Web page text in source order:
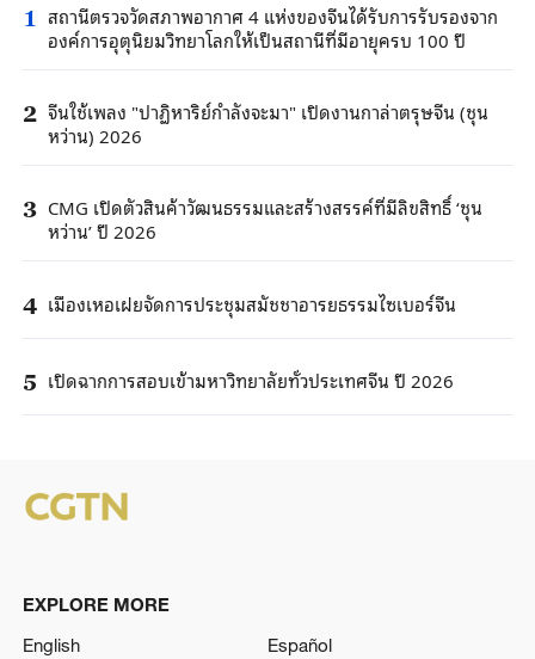
1 สถานีตรวจวัดสภาพอากาศ 4 แห่งของจีนได้รับการรับรองจาก
องค์การอุตุนิยมวิทยาโลกให้เป็นสถานีที่มีอายุครบ 100 ปี
2 จีนใช้เพลง "ปาฏิหาริย์กำลังจะมา" เปิดงานกาล่าตรุษจีน (ชุน
หว่าน) 2026
3 CMG เปิดตัวสินค้าวัฒนธรรมและสร้างสรรค์ที่มีลิขสิทธิ์ ‘ชุน
หว่าน’ ปี 2026
4 เมืองเหอเฝยจัดการประชุมสมัชชาอารยธรรมไซเบอร์จีน
5 เปิดฉากการสอบเข้ามหาวิทยาลัยทั่วประเทศจีน ปี 2026
EXPLORE MORE
English
Español